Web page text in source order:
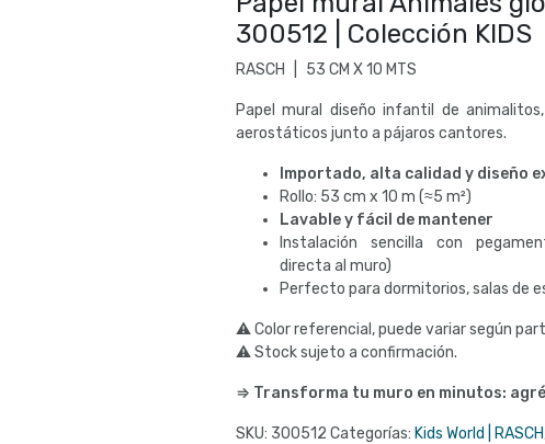
300512 | Colección KIDS
RASCH 53 CM X 10 MTS
Papel mural diseño infantil de
aerostáticos junto a pájaros cantores.
Importado, alta calidad y diseño
Rollo: 53 cm x 10 m (≈5 m²)
Lavable y fácil de mantener
Instalación sencilla con
directa al muro)
Perfecto para dormitorios, salas de
⚠ Color referencial, puede variar según
⚠ Stock sujeto a confirmación.
⇒ Transforma tu muro en minutos:
SKU: 300512 Categorías: Kids World | RASCH